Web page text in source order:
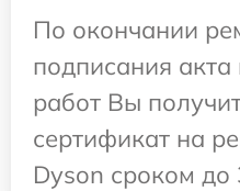
По окончании
подписания
работ Вы
сертификат на
Dyson сроком до